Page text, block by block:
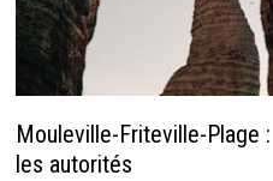
Mouleville-Friteville-Plage
les autorités